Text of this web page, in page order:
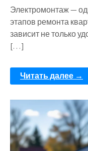
Электромонтаж —
этапов ремонта
зависит не только
[…]
Читать далее →